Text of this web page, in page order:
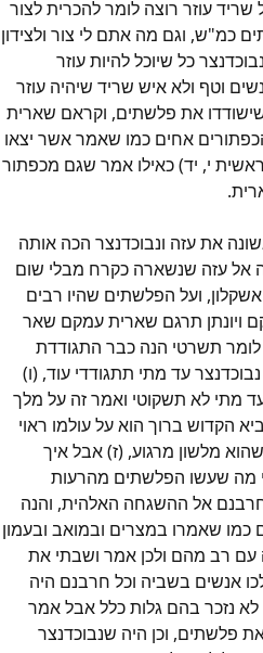
שריד עוזר רוצה לומר להכרית לצור
כמ"ש, וגם מה אתם לי צור ולצידון
כל שיוכל להיות עוזר
וטף ולא איש שריד שיהיה עוזר
את פלשתים, וקראם שארית
אחים כמו שאמר אשר יצאו
י, יד) כאילו אמר שגם מכפתור
את עזה ונבוכדנצר הכה אותה
אל עזה שנשארה כקרח מבלי שום
ועל הפלשתים שהיו רבים
ויונתן תרגם שארית עמקם שאר
לומר תשרטי הנה כבר התגודדת
עד מתי תתגודדי עוד, (ו)
מתי לא תשקוטי ואמר זה על מלך
הקדוש ברוך הוא על עולמו ראוי
מלשון מרגוע, (ז) אבל איך
מה שעשו הפלשתים מהרעות
חרבנם אל ההשגחה האלהית, והנה
שאמרו במצרים ובמואב ובעמון
רב מהם ולכן אמר ושבתי את
אנשים בשביה וכל חרבנם היה
לא נזכר בהם גלות כלל אבל אמר
פלשתים, וכן היה שנבוכדנצר